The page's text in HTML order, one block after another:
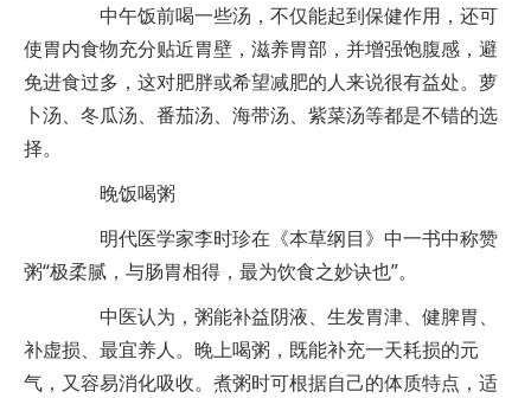
中午饭前喝一些汤，不仅能起到保健作用，还可
使胃内食物充分贴近胃壁，滋养胃部，并增强饱腹感，避
免进食过多，这对肥胖或希望减肥的人来说很有益处。萝
卜汤、冬瓜汤、番茄汤、海带汤、紫菜汤等都是不错的选
择。
晚饭喝粥
明代医学家李时珍在《本草纲目》中一书中称赞
粥“极柔腻，与肠胃相得，最为饮食之妙诀也”。
中医认为，粥能补益阴液、生发胃津、健脾胃、
补虚损、最宜养人。晚上喝粥，既能补充一天耗损的元
气，又容易消化吸收。煮粥时可根据自己的体质特点，适